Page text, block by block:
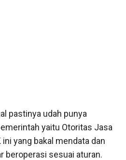
pastinya udah punya
yaitu Otoritas Jasa
ini yang bakal mendata dan
beroperasi sesuai aturan.